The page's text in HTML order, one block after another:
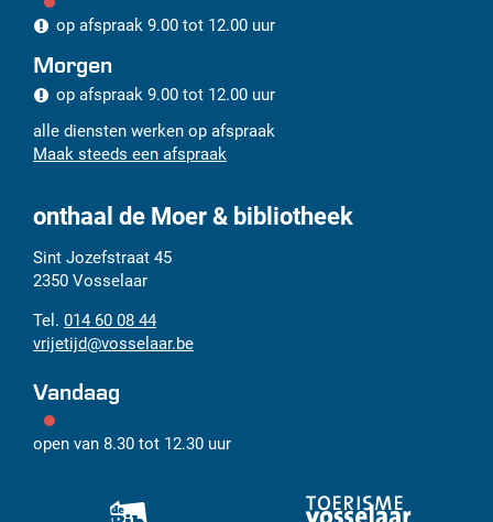
op afspraak 9.00 tot 12.00 uur
Morgen
op afspraak 9.00 tot 12.00 uur
alle diensten werken op afspraak
Maak steeds een afspraak
onthaal de Moer & bibliotheek
Adres
Sint Jozefstraat 45
2350 Vosselaar
Tel.
014 60 08 44
E-
mail
vrijetijd@vosselaar.be
Vandaag
open van 8.30 tot 12.30 uur